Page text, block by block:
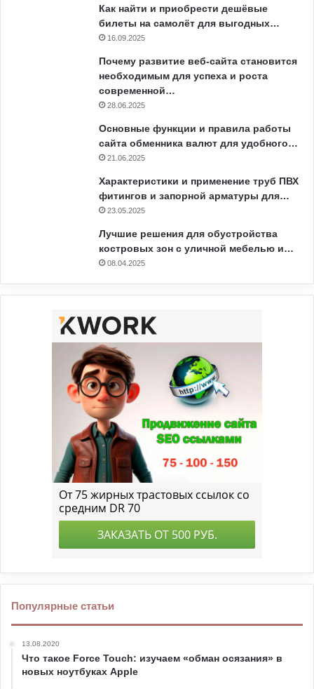
Как найти и приобрести дешёвые
билеты на самолёт для выгодных…
16.09.2025
Почему развитие веб-сайта становится
необходимым для успеха и роста
современной…
28.06.2025
Основные функции и правила работы
сайта обменника валют для удобного…
21.06.2025
Характеристики и применение труб ПВХ
фитингов и запорной арматуры для…
23.05.2025
Лучшие решения для обустройства
костровых зон с уличной мебелью и…
08.04.2025
Популярные статьи
13.08.2020
Что такое Force Touch: изучаем «обман осязания» в
новых ноутбуках Apple